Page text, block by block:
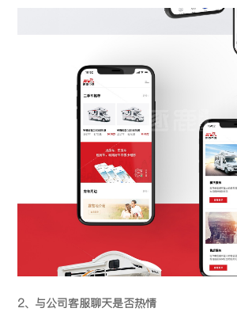
2、与公司客服聊天是否热情